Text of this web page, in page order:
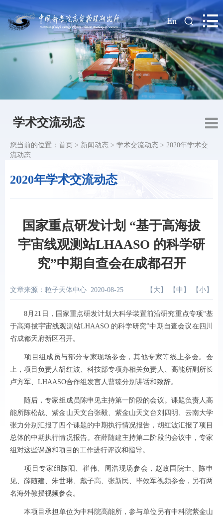
| En
学术交流动态
2020年学术交流动态
您当前的位置： 首页 > 新闻动态 > 学术交流动态 > 2020年学术交
流动态
国家重点研发计划 “基于高海拔
宇宙线观测站LHAASO 的科学研
究”中期自查会在成都召开
文章来源：粒子天体中心 2020-08-25 【 大 】 【 中 】 【 小 】
8月21 日，国家重点研发计划大科学装置前沿研究重点专项“基
于高海拔宇宙线观测站LHAASO 的科学研究”中期自查会议在四川
省成都天府新区召开。
项目组成员与部分专家现场参会，其他专家等线上参会。会
上，项目负责人胡红波、科技部专项办相关负责人、高能所副所长
卢方军、 LHAASO合作组发言人曹臻分别讲话和致辞。
随后，专家组成员陈申见主持第一阶段的会议。课题负责人高
能所陈松战、紫金山天文台张毅、紫金山天文台刘四明、云南大学
张力分别汇报了四个课题的中期执行情况报告，胡红波汇报了项目
总体的中期执行情况报告。在薛随建主持第二阶段的会议中，专家
组对这些课题和项目的工作进行评议和指导。
项目专家组陈阳、崔伟、周浩现场参会，赵政国院士、陈申
见、薛随建、朱世琳、戴子高、张新民、毕效军视频参会，另有两
名海外教授视频参会。
本项目承担单位为中科院高能所，参与单位另有中科院紫金山